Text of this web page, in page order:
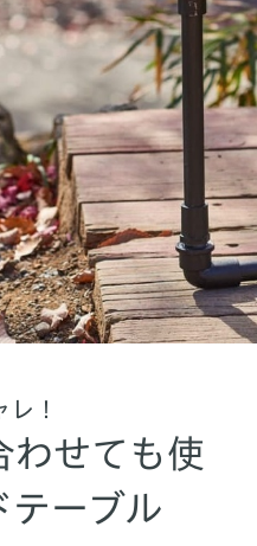
！
わせても使
テーブル